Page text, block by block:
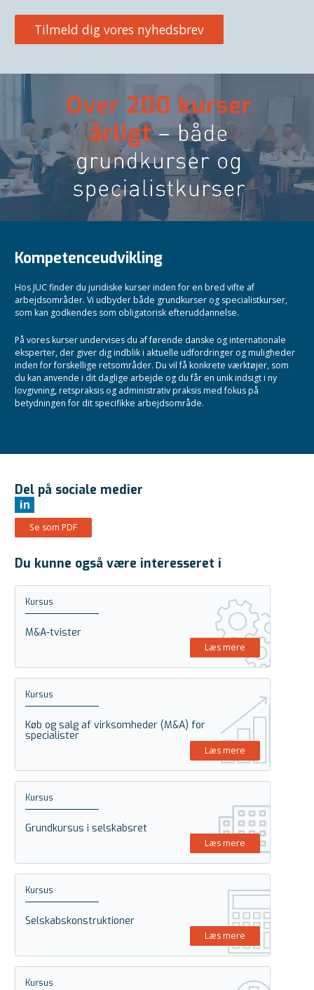
Tilmeld dig vores nyhedsbrev
Kompetenceudvikling
Hos JUC finder du juridiske kurser inden for en bred vifte af
arbejdsområder. Vi udbyder både grundkurser og specialistkurser,
som kan godkendes som obligatorisk efteruddannelse.
På vores kurser undervises du af førende danske og internationale
eksperter, der giver dig indblik i aktuelle udfordringer og muligheder
inden for forskellige retsområder. Du vil få konkrete værktøjer, som
du kan anvende i dit daglige arbejde og du får en unik indsigt i ny
lovgivning, retspraksis og administrativ praksis med fokus på
betydningen for dit specifikke arbejdsområde.
Del på sociale medier
in
Se som PDF
Du kunne også være interesseret i
Kursus
M&A-tvister
Læs mere
Kursus
Køb og salg af virksomheder (M&A) for
specialister
Læs mere
Kursus
Grundkursus i selskabsret
Læs mere
Kursus
Selskabskonstruktioner
Læs mere
Kursus